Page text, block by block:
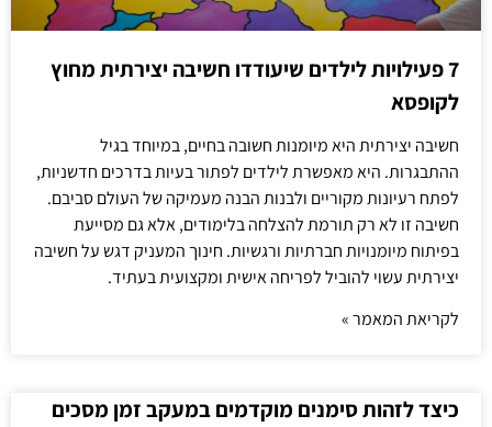
7 פעילויות לילדים שיעודדו חשיבה יצירתית מחוץ
לקופסא
חשיבה יצירתית היא מיומנות חשובה בחיים, במיוחד בגיל
ההתבגרות. היא מאפשרת לילדים לפתור בעיות בדרכים חדשניות,
לפתח רעיונות מקוריים ולבנות הבנה מעמיקה של העולם סביבם.
חשיבה זו לא רק תורמת להצלחה בלימודים, אלא גם מסייעת
בפיתוח מיומנויות חברתיות ורגשיות. חינוך המעניק דגש על חשיבה
יצירתית עשוי להוביל לפריחה אישית ומקצועית בעתיד.
לקריאת המאמר »
כיצד לזהות סימנים מוקדמים במעקב זמן מסכים